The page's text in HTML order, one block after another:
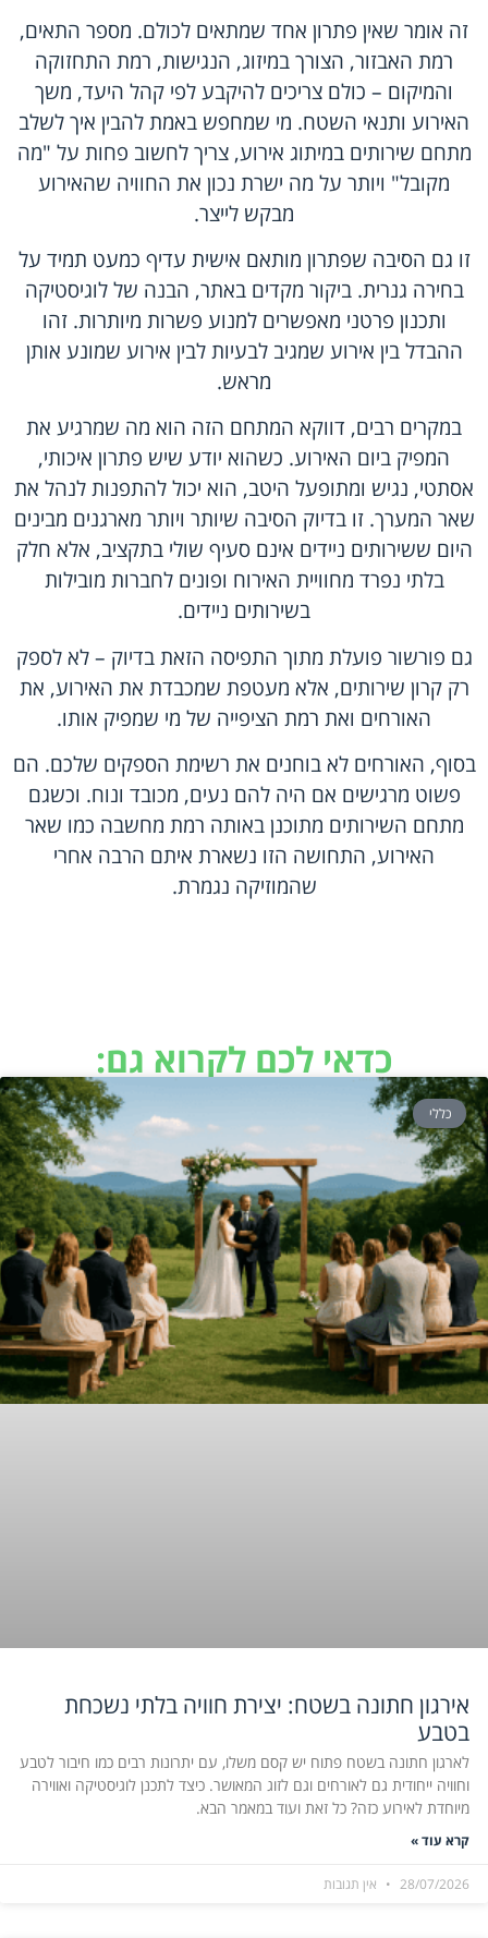
זה אומר שאין פתרון אחד שמתאים לכולם. מספר התאים,
רמת האבזור, הצורך במיזוג, הנגישות, רמת התחזוקה
והמיקום – כולם צריכים להיקבע לפי קהל היעד, משך
האירוע ותנאי השטח. מי שמחפש באמת להבין איך לשלב
מתחם שירותים במיתוג אירוע, צריך לחשוב פחות על "מה
מקובל" ויותר על מה ישרת נכון את החוויה שהאירוע
מבקש לייצר.
זו גם הסיבה שפתרון מותאם אישית עדיף כמעט תמיד על
בחירה גנרית. ביקור מקדים באתר, הבנה של לוגיסטיקה
ותכנון פרטני מאפשרים למנוע פשרות מיותרות. זהו
ההבדל בין אירוע שמגיב לבעיות לבין אירוע שמונע אותן
מראש.
במקרים רבים, דווקא המתחם הזה הוא מה שמרגיע את
המפיק ביום האירוע. כשהוא יודע שיש פתרון איכותי,
אסתטי, נגיש ומתופעל היטב, הוא יכול להתפנות לנהל את
שאר המערך. זו בדיוק הסיבה שיותר ויותר מארגנים מבינים
היום ששירותים ניידים אינם סעיף שולי בתקציב, אלא חלק
בלתי נפרד מחוויית האירוח ופונים לחברות מובילות
בשירותים ניידים.
גם פורשור פועלת מתוך התפיסה הזאת בדיוק – לא לספק
רק קרון שירותים, אלא מעטפת שמכבדת את האירוע, את
האורחים ואת רמת הציפייה של מי שמפיק אותו.
בסוף, האורחים לא בוחנים את רשימת הספקים שלכם. הם
פשוט מרגישים אם היה להם נעים, מכובד ונוח. וכשגם
מתחם השירותים מתוכנן באותה רמת מחשבה כמו שאר
האירוע, התחושה הזו נשארת איתם הרבה אחרי
שהמוזיקה נגמרת.
כדאי לכם לקרוא גם:
כללי
אירגון חתונה בשטח: יצירת חוויה בלתי נשכחת
בטבע
לארגון חתונה בשטח פתוח יש קסם משלו, עם יתרונות רבים כמו חיבור לטבע
וחוויה ייחודית גם לאורחים וגם לזוג המאושר. כיצד לתכנן לוגיסטיקה ואווירה
מיוחדת לאירוע כזה? כל זאת ועוד במאמר הבא.
קרא עוד »
28/07/2026 אין תגובות